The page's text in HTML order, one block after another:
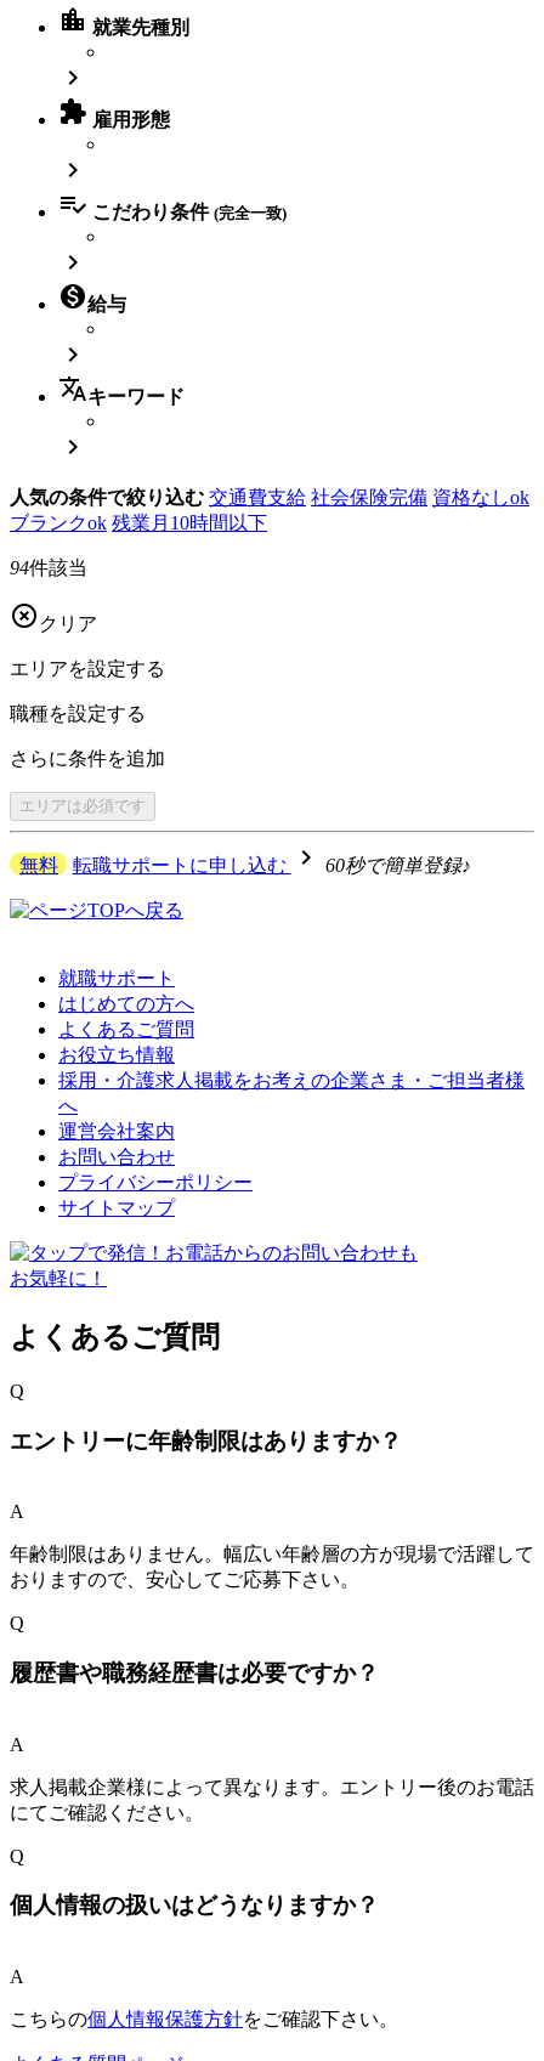
location_city 就業先種別

 雇用形態

 こだわり条件 (完全一致)

給与

translateキーワード

人気の条件で絞り込む 交通費支給 社会保険完備 資格なしok
ブランクok 残業月10時間以下
94件該当
 クリア
エリアを設定する
職種を設定する
さらに条件を追加
エリアは必須です
無料 転職サポートに申し込む navigate_next 60秒で簡単登録♪
就職サポート
はじめての方へ
よくあるご質問
お役立ち情報
採用・介護求人掲載をお考えの企業さま・ご担当者様
へ
運営会社案内
お問い合わせ
プライバシーポリシー
サイトマップ
よくあるご質問
Q
エントリーに年齢制限はありますか？
A
年齢制限はありません。幅広い年齢層の方が現場で活躍して
おりますので、安心してご応募下さい。
Q
履歴書や職務経歴書は必要ですか？
A
求人掲載企業様によって異なります。エントリー後のお電話
にてご確認ください。
Q
個人情報の扱いはどうなりますか？
A
こちらの個人情報保護方針をご確認下さい。